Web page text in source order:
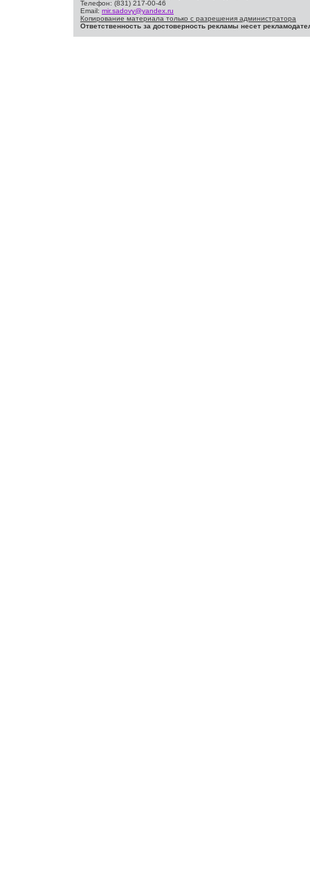
Телефон: (831) 217-00-46
Email: mir.sadovy@yandex.ru
Копирование материала только с разрешения администратора
Ответственность за достоверность рекламы несет